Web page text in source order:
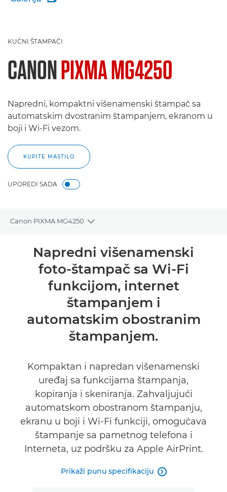
KUĆNI ŠTAMPAČI
CANONPIXMA MG4250
Napredni, kompaktni višenamenski štampač sa
automatskim dvostranim štampanjem, ekranom u
boji i Wi-Fi vezom.
KUPITE MASTILO
UPOREDI SADA
Canon PIXMA MG4250
Toggle breadcrumbs
Pregled
Specifikacije
KUPITE MASTILO
Napredni višenamenski
foto-štampač sa Wi-Fi
funkcijom, internet
štampanjem i
automatskim obostranim
štampanjem.
Kompaktan i napredan višenamenski
uređaj sa funkcijama štampanja,
kopiranja i skeniranja. Zahvaljujući
automatskom obostranom štampanju,
ekranu u boji i Wi-Fi funkciji, omogućava
štampanje sa pametnog telefona i
Interneta, uz podršku za Apple AirPrint.
Prikaži punu specifikaciju 